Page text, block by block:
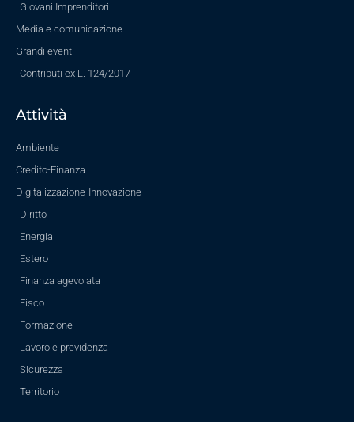
Giovani Imprenditori
Media e comunicazione
Grandi eventi
Contributi ex L. 124/2017
Attività
Ambiente
Credito-Finanza
Digitalizzazione-Innovazione
Diritto
Energia
Estero
Finanza agevolata
Fisco
Formazione
Lavoro e previdenza
Sicurezza
Territorio